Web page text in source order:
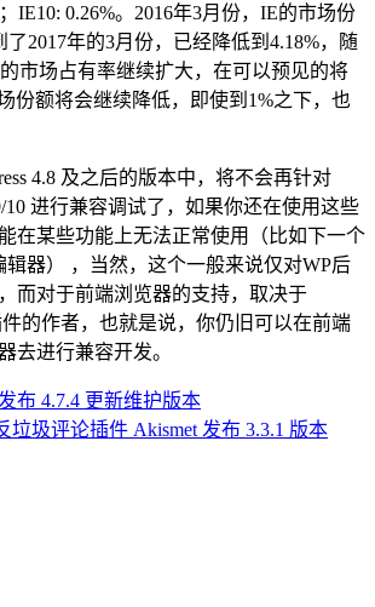
IE10: 0.26%。2016年3月份，IE的市场份
了2017年的3月份，已经降低到4.18%，随
市场占有率继续扩大，在可以预见的将
份额将会继续降低，即使到1%之下，也
4.8 及之后的版本中，将不会再针对
10 进行兼容调试了，如果你还在使用这些
在某些功能上无法正常使用（比如下一个
辑器） ，当然，这个一般来说仅对WP后
而对于前端浏览器的支持，取决于
件的作者，也就是说，你仍旧可以在前端
去进行兼容开发。
布 4.7.4 更新维护版本
垃圾评论插件 Akismet 发布 3.3.1 版本